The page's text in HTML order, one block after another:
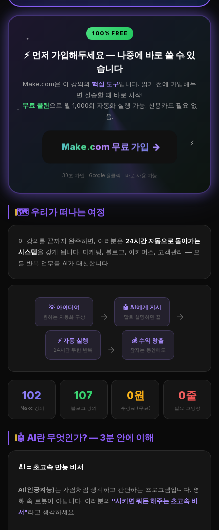
✦
✧
✧
100% FREE
⚡ 먼저 가입해두세요 — 나중에 바로 쓸 수 있
습니다
Make.com은 이 강의의 핵심 도구입니다. 읽기 전에 가입해두
면 실습할 때 바로 시작!
무료 플랜으로 월 1,000회 자동화 실행 가능. 신용카드 필요 없
음.
Make.com 무료 가입 →
30초 가입 · Google 원클릭 · 바로 사용 가능
🗺️ 우리가 떠나는 여정
이 강의를 끝까지 완주하면, 여러분은 24시간 자동으로 돌아가는
시스템을 갖게 됩니다. 마케팅, 블로그, 이커머스, 고객관리 — 모
든 반복 업무를 AI가 대신합니다.
💡 아이디어
원하는 자동화 구상 →
🤖 AI에게 지시
말로 설명하면 끝 →
⚡ 자동 실행
24시간 무한 반복 →
💰 수익 창출
잠자는 동안에도
102
Make 강의
107
블로그 강의
0원
수강료 (무료)
0줄
필요 코딩량
🤖 AI란 무엇인가? — 3분 안에 이해
AI = 초고속 만능 비서
AI(인공지능)는 사람처럼 생각하고 판단하는 프로그램입니다. 영
화 속 로봇이 아닙니다. 여러분의 "시키면 뭐든 해주는 초고속 비
서"라고 생각하세요.